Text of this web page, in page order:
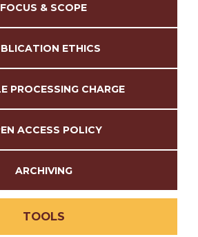
FOCUS & SCOPE
ETHICS
PROCESSING CHARGE
ACCESS POLICY
ARCHIVING
TOOLS